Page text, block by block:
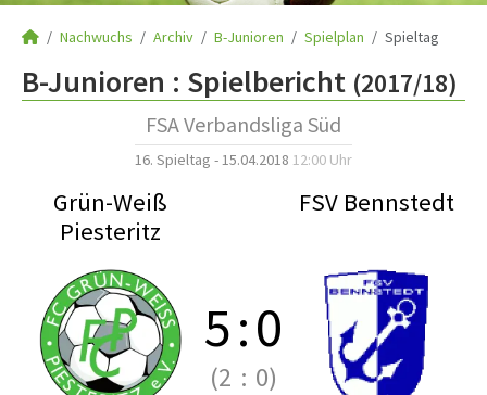
Nachwuchs Archiv B-Junioren Spielplan Spieltag
B-Junioren : Spielbericht (2017/18)
FSA Verbandsliga Süd
16. Spieltag - 15.04.2018 12:00 Uhr
Grün-Weiß
Piesteritz
FSV Bennstedt
5:0
(2 : 0)